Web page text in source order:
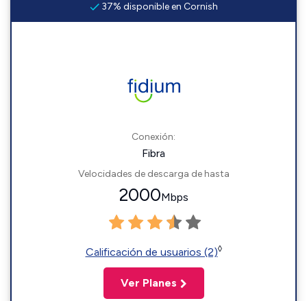
37% disponible en Cornish
Conexión:
Fibra
Velocidades de descarga de hasta
2000Mbps
Calificación de usuarios (2)◊
Ver Planes